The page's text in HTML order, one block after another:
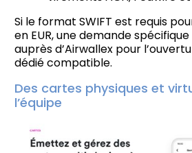
Si le format SWIFT est requis
en EUR, une demande
auprès d’Airwallex pour
dédié compatible.
Des cartes physiques et
l’équipe